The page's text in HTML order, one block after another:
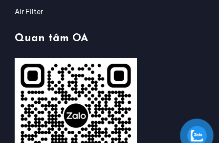
Air Filter
Quan tâm OA